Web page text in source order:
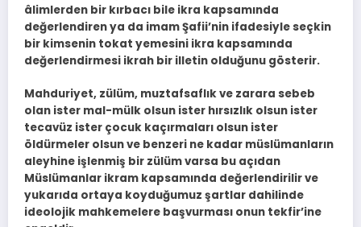
âlimlerden bir kırbacı bile ikra kapsamında
değerlendiren ya da imam Şafii’nin ifadesiyle seçkin
bir kimsenin tokat yemesini ikra kapsamında
değerlendirmesi ikrah bir illetin olduğunu gösterir.
Mahduriyet, zülüm, muztafsaflık ve zarara sebeb
olan ister mal-mülk olsun ister hırsızlık olsun ister
tecavüz ister çocuk kaçırmaları olsun ister
öldürmeler olsun ve benzeri ne kadar müslümanların
aleyhine işlenmiş bir zülüm varsa bu açıdan
Müslümanlar ikram kapsamında değerlendirilir ve
yukarıda ortaya koyduğumuz şartlar dahilinde
ideolojik mahkemelere başvurması onun tekfir’ine